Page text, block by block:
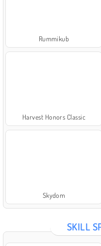
Rummikub
Harvest Honors Classic
Skydom
SKILL